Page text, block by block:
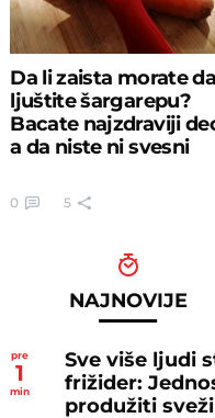
Da li zaista morate da
ljuštite šargarepu?
Bacate najzdraviji
a da niste ni svesni
0 5
NAJNOVIJE
pre
1
min
Sve više ljudi
frižider:
produžiti